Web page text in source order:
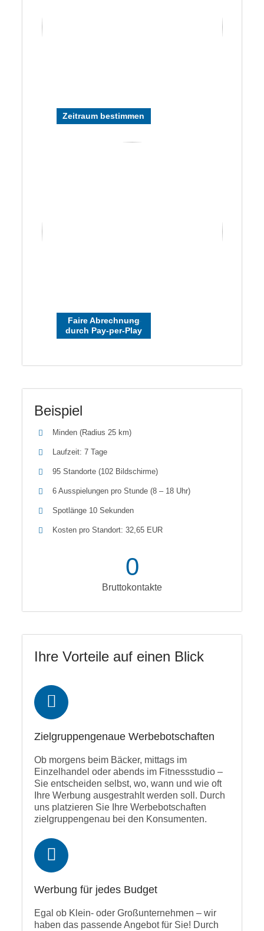
Zeitraum bestimmen
Faire Abrechnung
durch Pay-per-Play
Beispiel
Minden (Radius 25 km)
Laufzeit: 7 Tage
95 Standorte (102 Bildschirme)
6 Ausspielungen pro Stunde (8 – 18 Uhr)
Spotlänge 10 Sekunden
Kosten pro Standort: 32,65 EUR
0
Bruttokontakte
Ihre Vorteile auf einen Blick
Zielgruppengenaue Werbebotschaften
Ob morgens beim Bäcker, mittags im
Einzelhandel oder abends im Fitnessstudio –
Sie entscheiden selbst, wo, wann und wie oft
Ihre Werbung ausgestrahlt werden soll. Durch
uns platzieren Sie Ihre Werbebotschaften
zielgruppengenau bei den Konsumenten.
Werbung für jedes Budget
Egal ob Klein- oder Großunternehmen – wir
haben das passende Angebot für Sie! Durch